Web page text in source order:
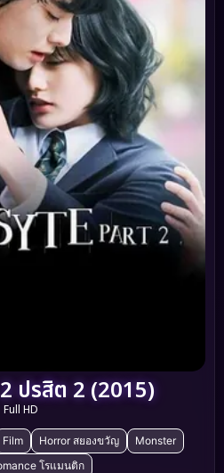
ปรสิต 2 (2015)
Full HD
Film Horror สยองขวัญ
Monster
โรแมนติก